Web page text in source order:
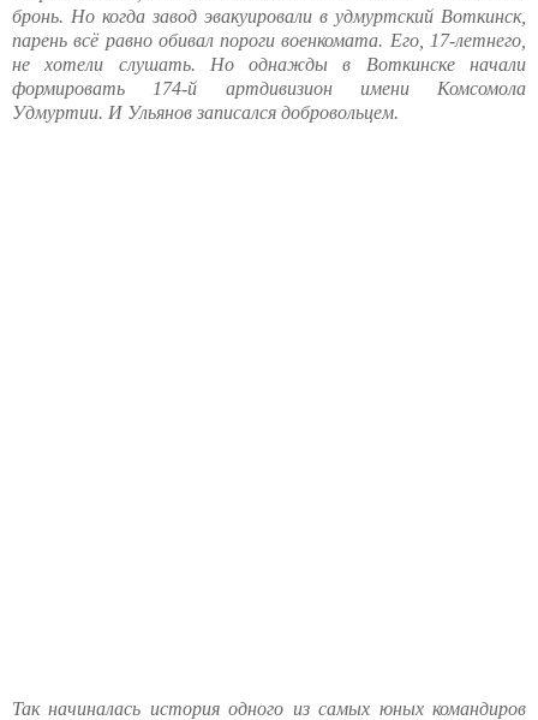
бронь. Но когда завод эвакуировали в удмуртский Воткинск,
парень всё равно обивал пороги военкомата. Его, 17-летнего,
не хотели слушать. Но однажды в Воткинске начали
формировать 174-й артдивизион имени Комсомола
Удмуртии. И Ульянов записался добровольцем.
Так начиналась история одного из самых юных командиров